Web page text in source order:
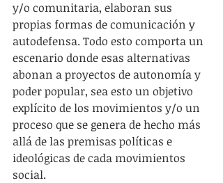
y/o comunitaria, elaboran sus
propias formas de comunicación y
autodefensa. Todo esto comporta un
escenario donde esas alternativas
abonan a proyectos de autonomía y
poder popular, sea esto un objetivo
explícito de los movimientos y/o un
proceso que se genera de hecho más
allá de las premisas políticas e
ideológicas de cada movimientos
social.